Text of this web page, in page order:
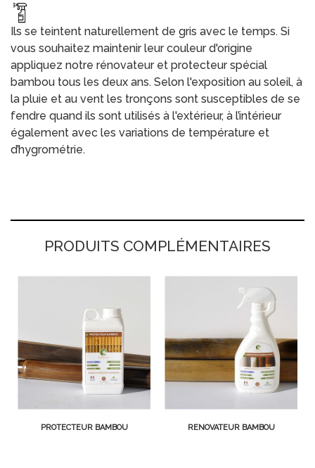
Ils se teintent naturellement de gris avec le temps. Si
vous souhaitez maintenir leur couleur d'origine
appliquez notre rénovateur et protecteur spécial
bambou tous les deux ans. Selon l'exposition au soleil, à
la pluie et au vent les tronçons sont susceptibles de se
fendre quand ils sont utilisés à l'extérieur, à l’intérieur
également avec les variations de température et
d’hygrométrie.
PRODUITS COMPLÉMENTAIRES
PROTECTEUR BAMBOU RÉNOVATEUR BAMBOU